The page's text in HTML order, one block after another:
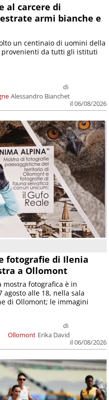
al carcere di
armi bianche e
di
Alessandro Bianchet
il 06/08/2026
un centinaio di uomini della
provenienti da tutti gli istituti
fotografie di Ilenia
a Ollomont
Ollomont
di
Erika David
il 06/08/2026
mostra fotografica è in
agosto alle 18, nella sala
di Ollomont; le immagini